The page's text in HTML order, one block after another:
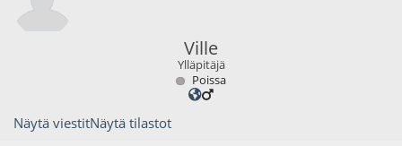
Ville
Ylläpitäjä
Poissa
Näytä viestitNäytä tilastot